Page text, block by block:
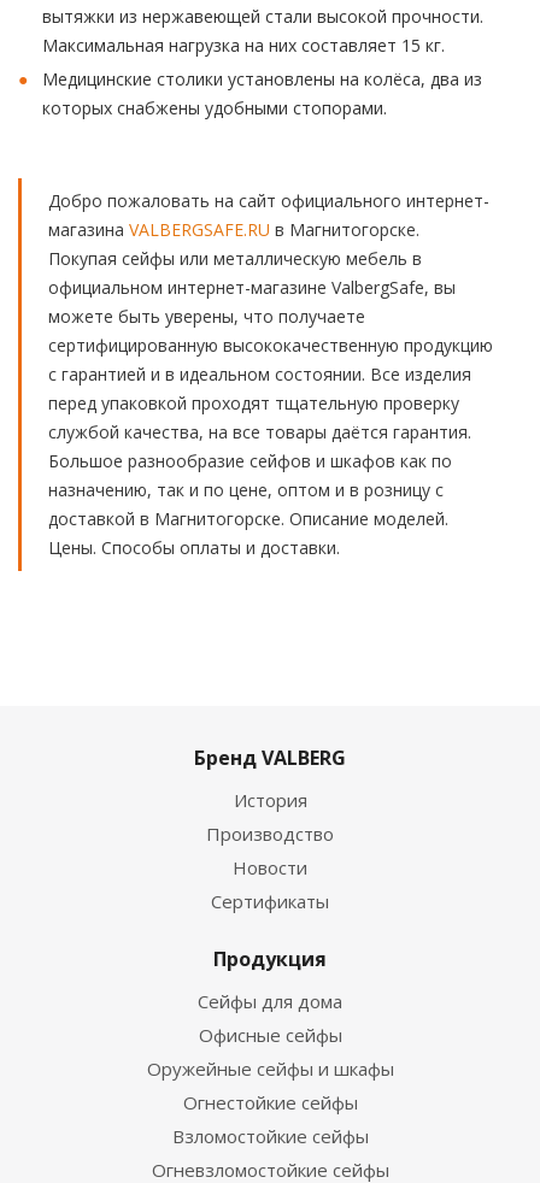
вытяжки из нержавеющей стали высокой прочности.
Максимальная нагрузка на них составляет 15 кг.
Медицинские столики установлены на колёса, два из
которых снабжены удобными стопорами.
Добро пожаловать на сайт официального интернет-
магазина VALBERGSAFE.RU в Магнитогорске.
Покупая сейфы или металлическую мебель в
официальном интернет-магазине ValbergSafe, вы
можете быть уверены, что получаете
сертифицированную высококачественную продукцию
с гарантией и в идеальном состоянии. Все изделия
перед упаковкой проходят тщательную проверку
службой качества, на все товары даётся гарантия.
Большое разнообразие сейфов и шкафов как по
назначению, так и по цене, оптом и в розницу с
доставкой в Магнитогорске. Описание моделей.
Цены. Способы оплаты и доставки.
Бренд VALBERG
История
Производство
Новости
Сертификаты
Продукция
Сейфы для дома
Офисные сейфы
Оружейные сейфы и шкафы
Огнестойкие сейфы
Взломостойкие сейфы
Огневзломостойкие сейфы